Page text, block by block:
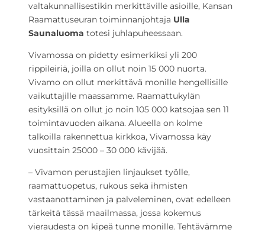
valtakunnallisestikin merkittäville asioille, Kansan
Raamattuseuran toiminnanjohtaja Ulla
Saunaluoma totesi juhlapuheessaan.
Vivamossa on pidetty esimerkiksi yli 200
rippileiriä, joilla on ollut noin 15 000 nuorta.
Vivamo on ollut merkittävä monille hengellisille
vaikuttajille maassamme. Raamattukylän
esityksillä on ollut jo noin 105 000 katsojaa sen 11
toimintavuoden aikana. Alueella on kolme
talkoilla rakennettua kirkkoa, Vivamossa käy
vuosittain 25000 – 30 000 kävijää.
– Vivamon perustajien linjaukset työlle,
raamattuopetus, rukous sekä ihmisten
vastaanottaminen ja palveleminen, ovat edelleen
tärkeitä tässä maailmassa, jossa kokemus
vieraudesta on kipeä tunne monille. Tehtävämme